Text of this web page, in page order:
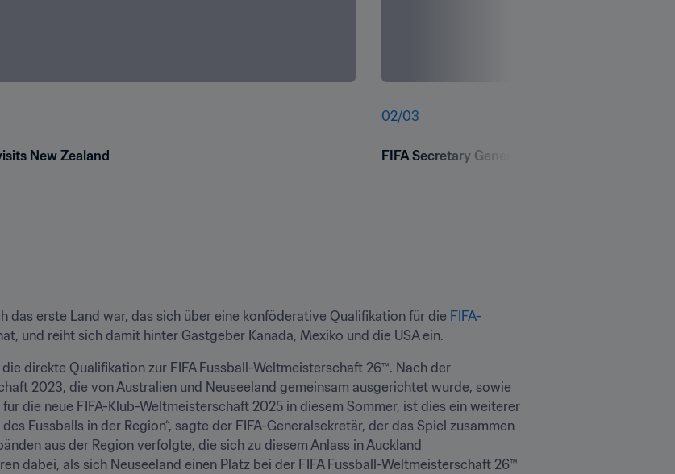
New Zealand
02/03
FIFA Secretary General Mattias Grafström
das erste Land war, das sich über eine konföderative Qualifikation für die FIFA-
und reiht sich damit hinter Gastgeber Kanada, Mexiko und die USA ein.
direkte Qualifikation zur FIFA Fussball-Weltmeisterschaft 26™. Nach der
2023, die von Australien und Neuseeland gemeinsam ausgerichtet wurde, sowie
die neue FIFA-Klub-Weltmeisterschaft 2025 in diesem Sommer, ist dies ein weiterer
Fussballs in der Region“, sagte der FIFA-Generalsekretär, der das Spiel zusammen
aus der Region verfolgte, die sich zu diesem Anlass in Auckland
dabei, als sich Neuseeland einen Platz bei der FIFA Fussball-Weltmeisterschaft 26™